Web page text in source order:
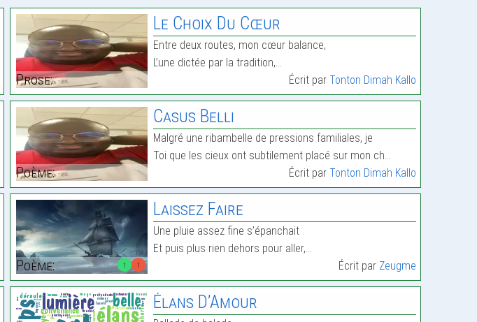
Prose:
Le Choix Du Cœur
Entre deux routes, mon cœur balance,
L’une dictée par la tradition,…
Écrit parTonton Dimah Kallo
Poème:
Casus Belli
Malgré une ribambelle de pressions familiales, je
Toi que les cieux ont subtilement placé sur mon ch…
Écrit parTonton Dimah Kallo
1 1
Poème:
Laissez Faire
Une pluie assez fine s’épanchait
Et puis plus rien dehors pour aller,…
Écrit par Zeugme
Élans D’Amour